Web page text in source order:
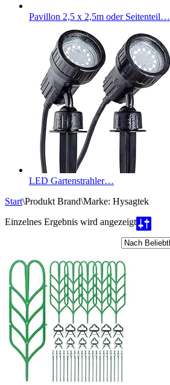
Pavillon 2,5 x 2,5m oder Seitenteil…
LED Gartenstrahler…
Start\Produkt Brand\Marke: Hysagtek
Einzelnes Ergebnis wird angezeigt